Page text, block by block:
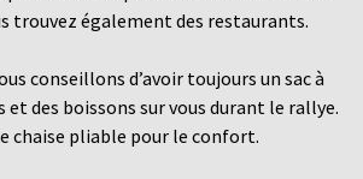
trouvez également des restaurants.
conseillons d’avoir toujours un sac à
et des boissons sur vous durant le rallye.
chaise pliable pour le confort.